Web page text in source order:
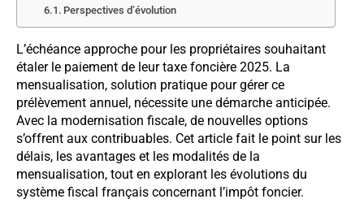
Perspectives d’évolution
L’échéance approche pour les propriétaires souhaitant
étaler le paiement de leur taxe foncière 2025. La
mensualisation, solution pratique pour gérer ce
prélèvement annuel, nécessite une démarche anticipée.
Avec la modernisation fiscale, de nouvelles options
s’offrent aux contribuables. Cet article fait le point sur les
délais, les avantages et les modalités de la
mensualisation, tout en explorant les évolutions du
système fiscal français concernant l’impôt foncier.